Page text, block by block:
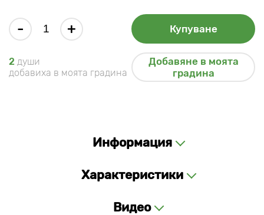
- + Купуване
2 души
добавиха в моята градина
Добавяне в моята
градина
Информация
Характеристики
Видео